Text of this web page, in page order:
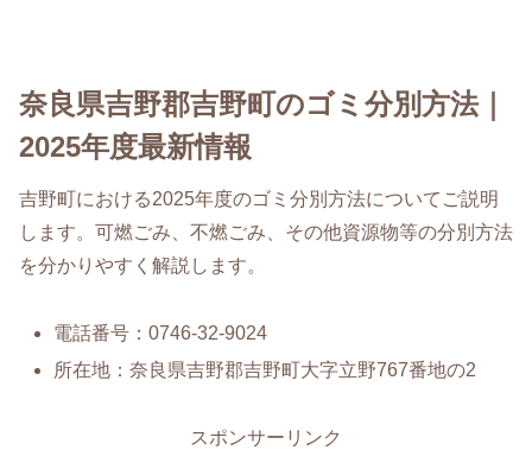
奈良県吉野郡吉野町のゴミ分別方法｜
2025年度最新情報
吉野町における2025年度のゴミ分別方法についてご説明
します。可燃ごみ、不燃ごみ、その他資源物等の分別方法
を分かりやすく解説します。
電話番号：0746-32-9024
所在地：奈良県吉野郡吉野町大字立野767番地の2
スポンサーリンク